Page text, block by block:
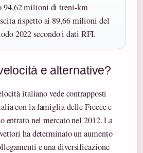
94,62 milioni di treni-km
rispetto ai 89,66 milioni del
2022 secondo i dati RFI.
e alternative?
italiano vede contrapposti
con la famiglia delle Frecce e
entrato nel mercato nel 2012. La
ha determinato un aumento
e una diversificazione